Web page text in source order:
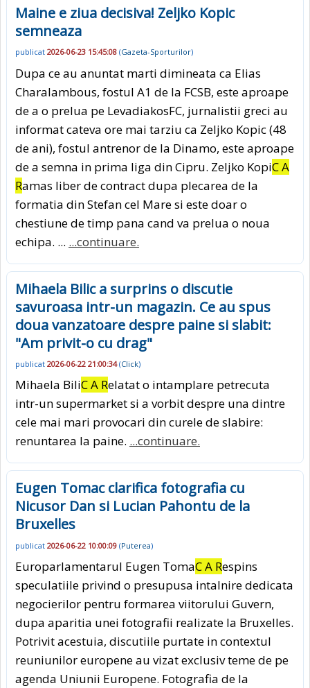
Maine e ziua decisiva! Zeljko Kopic
semneaza
publicat 2026-06-23 15:45:08 (Gazeta-Sporturilor)
Dupa ce au anuntat marti dimineata ca Elias
Charalambous, fostul A1 de la FCSB, este aproape
de a o prelua pe LevadiakosFC, jurnalistii greci au
informat cateva ore mai tarziu ca Zeljko Kopic (48
de ani), fostul antrenor de la Dinamo, este aproape
de a semna in prima liga din Cipru. Zeljko KopiC A
Ramas liber de contract dupa plecarea de la
formatia din Stefan cel Mare si este doar o
chestiune de timp pana cand va prelua o noua
echipa. ... ...continuare.
Mihaela Bilic a surprins o discutie
savuroasa intr-un magazin. Ce au spus
doua vanzatoare despre paine si slabit:
"Am privit-o cu drag"
publicat 2026-06-22 21:00:34(Click)
Mihaela BiliC A Relatat o intamplare petrecuta
intr-un supermarket si a vorbit despre una dintre
cele mai mari provocari din curele de slabire:
renuntarea la paine. ...continuare.
Eugen Tomac clarifica fotografia cu
Nicusor Dan si Lucian Pahontu de la
Bruxelles
publicat 2026-06-22 10:00:09 (Puterea)
Europarlamentarul Eugen TomaC A Respins
speculatiile privind o presupusa intalnire dedicata
negocierilor pentru formarea viitorului Guvern,
dupa aparitia unei fotografii realizate la Bruxelles.
Potrivit acestuia, discutiile purtate in contextul
reuniunilor europene au vizat exclusiv teme de pe
agenda Uniunii Europene. Fotografia de la